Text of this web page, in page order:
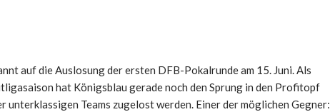
auf die Auslosung der ersten DFB-Pokalrunde am 15. Juni. Als
hat Königsblau gerade noch den Sprung in den Profitopf
unterklassigen Teams zugelost werden. Einer der möglichen Gegner: